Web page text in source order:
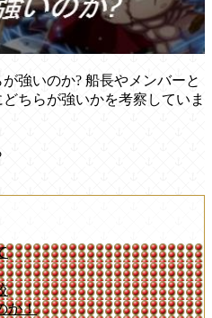
強いのか? 船長やメンバーと
ちらが強いかを考察していま
か！